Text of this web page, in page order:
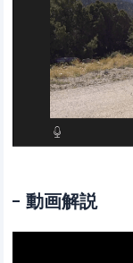
動画解説